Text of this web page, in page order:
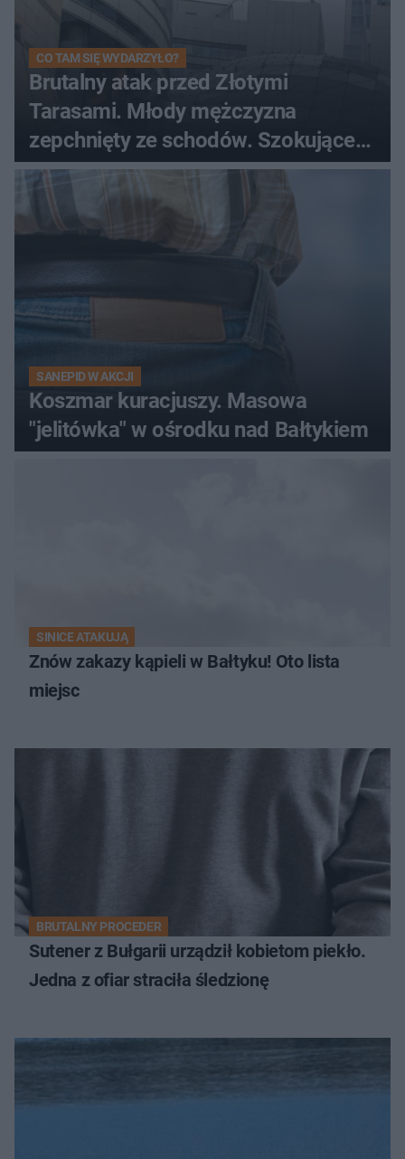
CO TAM SIĘ WYDARZYŁO?
Brutalny atak przed Złotymi
Tarasami. Młody mężczyzna
zepchnięty ze schodów. Szokujące
nagranie krąży po sieci
SANEPID W AKCJI
Koszmar kuracjuszy. Masowa
"jelitówka" w ośrodku nad Bałtykiem
SINICE ATAKUJĄ
Znów zakazy kąpieli w Bałtyku! Oto lista
miejsc
BRUTALNY PROCEDER
Sutener z Bułgarii urządził kobietom piekło.
Jedna z ofiar straciła śledzionę